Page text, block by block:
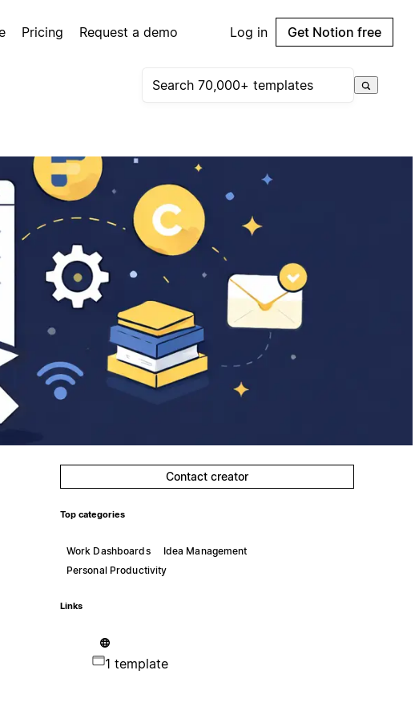
Pricing Request a demo Log in Get Notion free
Contact creator
Top categories
Work Dashboards
Idea Management
Personal Productivity
Links
1 template